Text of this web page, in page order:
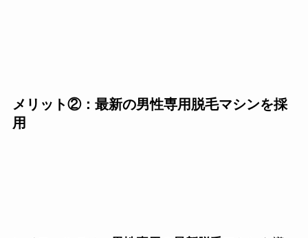
メリット②：最新の男性専用脱毛マシンを採
用